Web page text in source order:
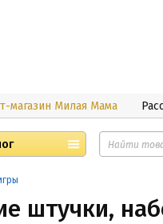
магазин Милая Мама
штучки,